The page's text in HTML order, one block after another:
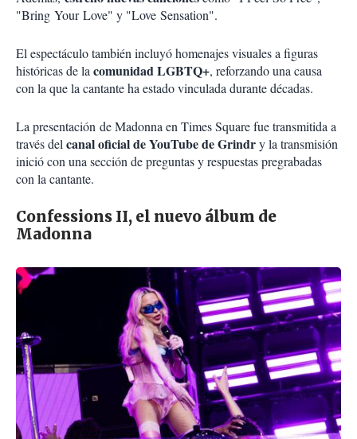
"Bring Your Love" y "Love Sensation".
El espectáculo también incluyó homenajes visuales a figuras
históricas de lacomunidad LGBTQ+, reforzando una causa
con la que la cantante ha estado vinculada durante décadas.
La presentación de Madonna en Times Square fue transmitida a
través delcanal oficial de YouTube de Grindry la transmisión
inició con una sección de preguntas y respuestas pregrabadas
con la cantante.
Confessions II, el nuevo álbum de
Madonna